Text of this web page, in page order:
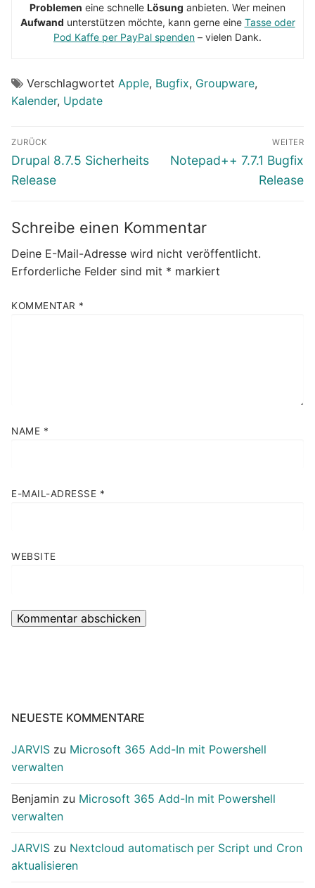
Problemen eine schnelle Lösung anbieten. Wer meinen
Aufwand unterstützen möchte, kann gerne eine Tasse oder
Pod Kaffe per PayPal spenden – vielen Dank.
Verschlagwortet Apple, Bugfix, Groupware,
Kalender, Update
Beitragsnavigation
ZURÜCK
Vorheriger
Beitrag:
Drupal 8.7.5 Sicherheits
Release
WEITER
Nächster
Notepad++ 7.7.1 Bugfix
Release
Schreibe einen Kommentar
Deine E-Mail-Adresse wird nicht veröffentlicht.
Erforderliche Felder sind mit * markiert
KOMMENTAR *
NAME *
E-MAIL-ADRESSE *
WEBSITE
NEUESTE KOMMENTARE
JARVIS zu Microsoft 365 Add-In mit Powershell
verwalten
Benjamin zu Microsoft 365 Add-In mit Powershell
verwalten
JARVIS zu Nextcloud automatisch per Script und Cron
aktualisieren